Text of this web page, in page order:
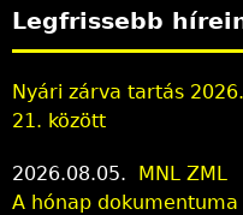
Legfrissebb
Nyári zárva tartás
21. között
2026.08.05.
MNL ZML
A hónap